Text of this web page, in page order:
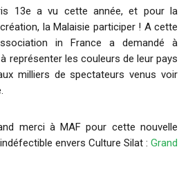
13e a vu cette année, et pour la
la Malaisie participer ! A cette
in France a demandé à
représenter les couleurs de leur pays
milliers de spectateurs venus voir
merci à MAF pour cette nouvelle
envers Culture Silat : Grand